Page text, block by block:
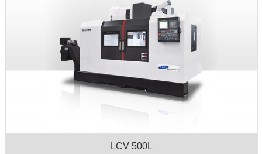
LCV 500L